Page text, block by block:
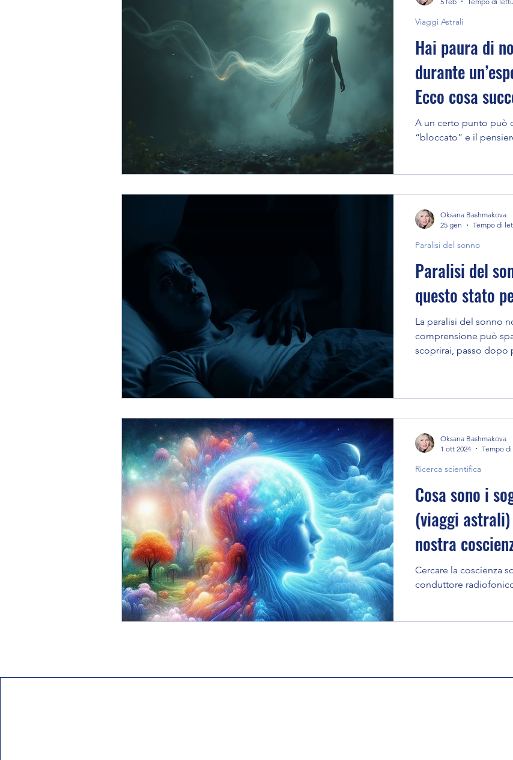
Entità Astrali Guarigione Tecniche e Metodi
Ricerca scientifica Interazione con il mondo sottile
Interazione con il mondo astrale Sogni Premonitori
Hai paura di
durante
Ecco cosa
A un certo punto può
“bloccato” e il
Viaggi Astrali
Paralisi del
questo stato
La paralisi del sonno
comprensione può
scoprirai, passo dopo
Paralisi del sonno
Oksana Bashmakova
25 gen
Tempo di
Cosa sono i
(viaggi
nostra
spazio
Cercare la coscienza
conduttore
Ricerca scientifica
Oksana Bashmakova
1 ott 2024
Tempo